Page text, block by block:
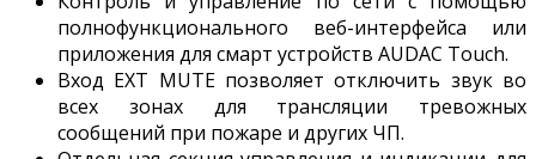
полнофункционального веб-интерфейса или
приложения для смарт устройств AUDAC Touch.
Вход EXT MUTE позволяет отключить звук во
всех зонах для трансляции тревожных
сообщений при пожаре и других ЧП.